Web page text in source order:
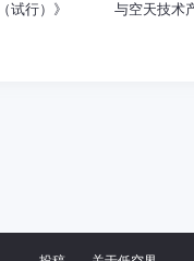
试行）》
与空天技术